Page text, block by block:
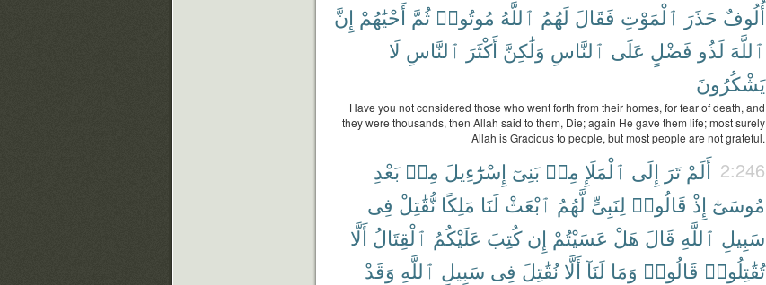
أُلُوفٌ حَذَرَ ٱلْمَوْتِ فَقَالَ لَهُمُ ٱللَّهُ مُوتُوا۟ ثُمَّ أَحْيَٰهُمْ إِنَّ
ٱللَّهَ لَذُو فَضْلٍ عَلَى ٱلنَّاسِ وَلَٰكِنَّ أَكْثَرَ ٱلنَّاسِ لَا
يَشْكُرُونَ
Have you not considered those who went forth from their homes, for fear of death, and
they were thousands, then Allah said to them, Die; again He gave them life; most surely
Allah is Gracious to people, but most people are not grateful.
2:246 أَلَمْ تَرَ إِلَى ٱلْمَلَإِ مِنۢ بَنِىٓ إِسْرَٰٓءِيلَ مِنۢ بَعْدِ
مُوسَىٰٓ إِذْ قَالُوا۟ لِنَبِىٍّ لَّهُمُ ٱبْعَثْ لَنَا مَلِكًا نُّقَٰتِلْ فِى
سَبِيلِ ٱللَّهِ قَالَ هَلْ عَسَيْتُمْ إِن كُتِبَ عَلَيْكُمُ ٱلْقِتَالُ أَلَّا
تُقَٰتِلُوا۟ قَالُوا۟ وَمَا لَنَآ أَلَّا نُقَٰتِلَ فِى سَبِيلِ ٱللَّهِ وَقَدْ